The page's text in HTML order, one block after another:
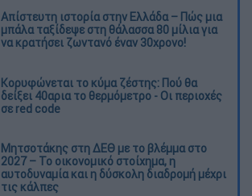
Απίστευτη ιστορία στην Ελλάδα – Πώς μια
μπάλα ταξίδεψε στη θάλασσα 80 μίλια για
να κρατήσει ζωντανό έναν 30χρονο!
Κορυφώνεται το κύμα ζέστης: Πού θα
δείξει 40αρια το θερμόμετρο - Οι περιοχές
σε red code
Μητσοτάκης στη ΔΕΘ με το βλέμμα στο
2027 – Το οικονομικό στοίχημα, η
αυτοδυναμία και η δύσκολη διαδρομή μέχρι
τις κάλπες